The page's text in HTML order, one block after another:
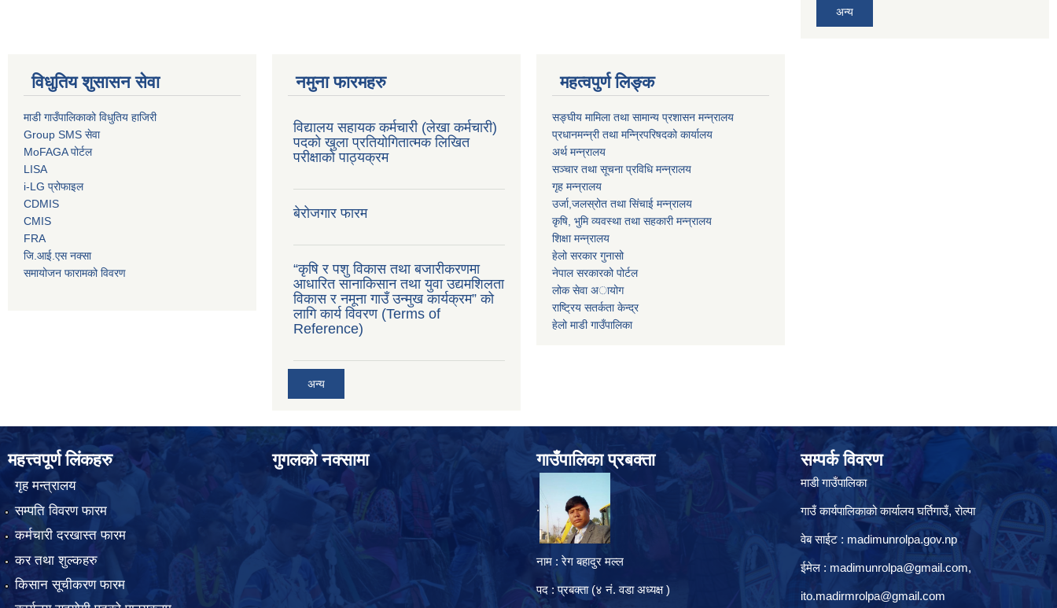
अन्य
विधुतिय शुसासन सेवा
माडी गाउँपालिकाको विधुतिय हाजिरी
Group SMS सेवा
MoFAGA पोर्टल
LISA
i-LG प्रोफाइल
CDMIS
CMIS
FRA
जि.आई.एस नक्सा
समायोजन फारामको विवरण
नमुना फारमहरु
विद्यालय सहायक कर्मचारी (लेखा कर्मचारी)
पदको खुला प्रतियोगितात्मक लिखित
परीक्षाको पाठ्यक्रम
बेरोजगार फारम
“कृषि र पशु विकास तथा बजारीकरणमा
आधारित सानाकिसान तथा युवा उद्यमशिलता
विकास र नमूना गाउँ उन्मुख कार्यक्रम” को
लागि कार्य विवरण (Terms of
Reference)
अन्य
महत्वपुर्ण लिङ्क
सङ्घीय मामिला तथा सामान्य प्रशासन मन्न्रालय
प्रधानमन्न्री तथा मन्न्रिपरिषदको कार्यालय
अर्थ मन्न्रालय
सञ्चार तथा सूचना प्रविधि मन्न्रालय
गृह मन्न्रालय
उर्जा,जलस्रोत तथा सिंचाई मन्न्रालय
कृषि, भुमि व्यवस्था तथा सहकारी मन्न्रालय
शिक्षा मन्न्रालय
हेलो सरकार गुनासो
नेपाल सरकारको पोर्टल
लोक सेवा अायोग
राष्ट्रिय सतर्कता केन्द्र
हेलो माडी गाउँपालिका
महत्त्वपूर्ण लिंकहरु
गृह मन्त्रालय
सम्पति विवरण फारम
कर्मचारी दरखास्त फारम
कर तथा शुल्कहरु
किसान सूचीकरण फारम
गुगलको नक्सामा गाउँपालिका प्रबक्ता
.
नाम : रेग बहादुर मल्ल
पद : प्रबक्ता (४ नं. वडा अध्यक्ष )
सम्पर्क विवरण
माडी गाउँपालिका
गाउँ कार्यपालिकाको कार्यालय घर्तिगाउँ, रो‍‍ल्पा
वेब साईट : madimunrolpa.gov.np
ईमेल : madimunrolpa@gmail.com,
ito.madirmrolpa@gmail.com